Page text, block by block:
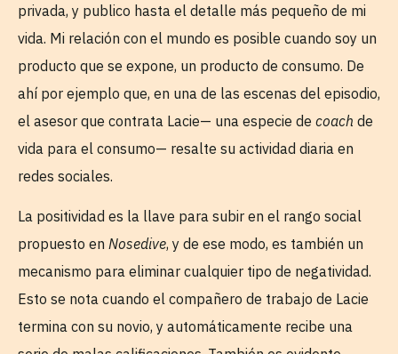
privada, y publico hasta el detalle más pequeño de mi
vida. Mi relación con el mundo es posible cuando soy un
producto que se expone, un producto de consumo. De
ahí por ejemplo que, en una de las escenas del episodio,
el asesor que contrata Lacie— una especie de coach de
vida para el consumo— resalte su actividad diaria en
redes sociales.
La positividad es la llave para subir en el rango social
propuesto en Nosedive, y de ese modo, es también un
mecanismo para eliminar cualquier tipo de negatividad.
Esto se nota cuando el compañero de trabajo de Lacie
termina con su novio, y automáticamente recibe una